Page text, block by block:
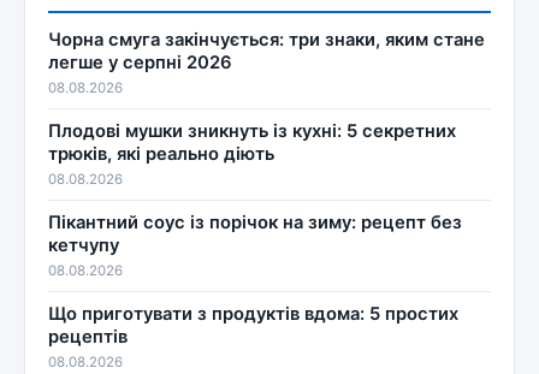
Чорна смуга закінчується: три знаки, яким стане
легше у серпні 2026
08.08.2026
Плодові мушки зникнуть із кухні: 5 секретних
трюків, які реально діють
08.08.2026
Пікантний соус із порічок на зиму: рецепт без
кетчупу
08.08.2026
Що приготувати з продуктів вдома: 5 простих
рецептів
08.08.2026